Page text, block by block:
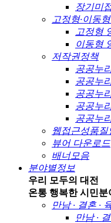
장기미
고정형·이동
고정형
이동형
저작권정책
공공누
공공누
공공누
공공누
공공누
웹접근성품질
뷰어 다운로드
배너모음
분야별정보
우리 모두의 대전
온통 행복한 시민분
만남 · 결혼 ·
만남 ·